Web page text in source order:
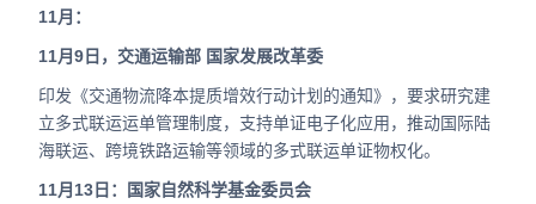
11月：
11月9日，交通运输部 国家发展改革委
印发《交通物流降本提质增效行动计划的通知》，要求研究建
立多式联运运单管理制度，支持单证电子化应用，推动国际陆
海联运、跨境铁路运输等领域的多式联运单证物权化。
11月13日：国家自然科学基金委员会